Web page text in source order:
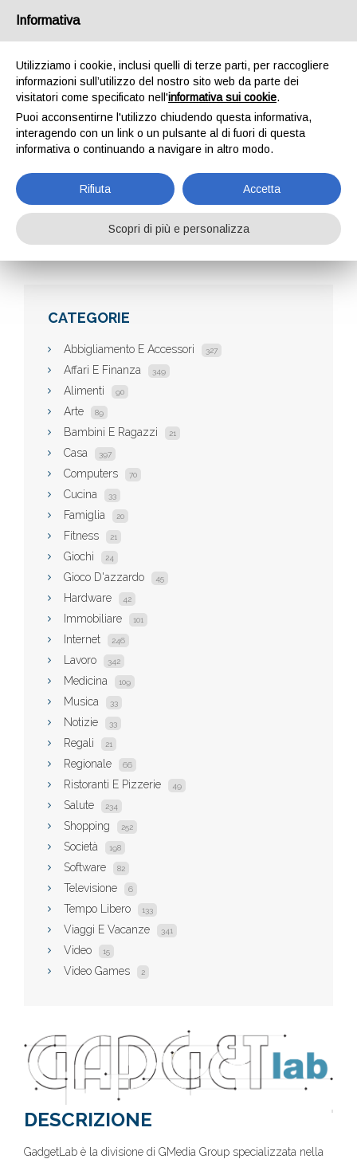
GADGET LAB
Aziende gadget lab
CATEGORIE
Abbigliamento E Accessori 327
Affari E Finanza 349
Alimenti 90
Arte 89
Bambini E Ragazzi 21
Casa 397
Computers 70
Cucina 33
Famiglia 20
Fitness 21
Giochi 24
Gioco D'azzardo 45
Hardware 42
Immobiliare 101
Internet 246
Lavoro 342
Medicina 109
Musica 33
Notizie 33
Regali 21
Regionale 66
Ristoranti E Pizzerie 49
Salute 234
Shopping 252
Società 198
Software 82
Televisione 6
Tempo Libero 133
Viaggi E Vacanze 341
Video 15
Video Games 2
DESCRIZIONE
GadgetLab è la divisione di GMedia Group specializzata nella
Informativa
Utilizziamo i cookie, inclusi quelli di terze parti, per raccogliere
informazioni sull’utilizzo del nostro sito web da parte dei
visitatori come specificato nell'informativa sui cookie.
Puoi acconsentirne l'utilizzo chiudendo questa informativa,
interagendo con un link o un pulsante al di fuori di questa
informativa o continuando a navigare in altro modo.
Rifiuta Accetta
Scopri di più e personalizza